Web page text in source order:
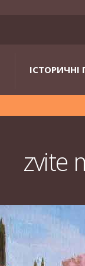
ІСТОРИЧНІ
zvite